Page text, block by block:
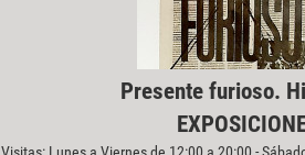
Presente furioso.
Visitas: Lunes a Viernes de 12:00 a 20:00 -